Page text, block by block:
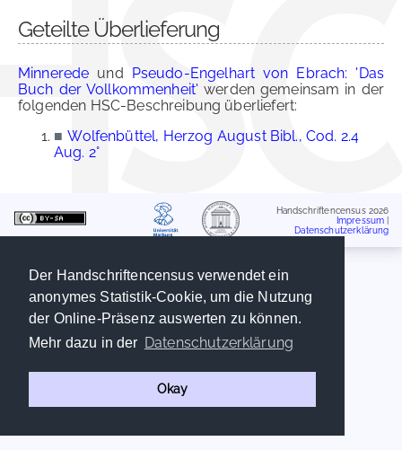
Der Handschriftencensus verwendet ein
anonymes Statistik-Cookie, um die Nutzung
der Online-Präsenz auswerten zu können.
Mehr dazu in der Datenschutzerklärung
Okay
Geteilte Überlieferung
Minnerede und Pseudo-Engelhart von Ebrach: 'Das
Buch der Vollkommenheit' werden gemeinsam in der
folgenden HSC-Beschreibung überliefert:
■ Wolfenbüttel, Herzog August Bibl., Cod. 2.4
Aug. 2°
Handschriftencensus 2026
Impressum
Datenschutzerklärung